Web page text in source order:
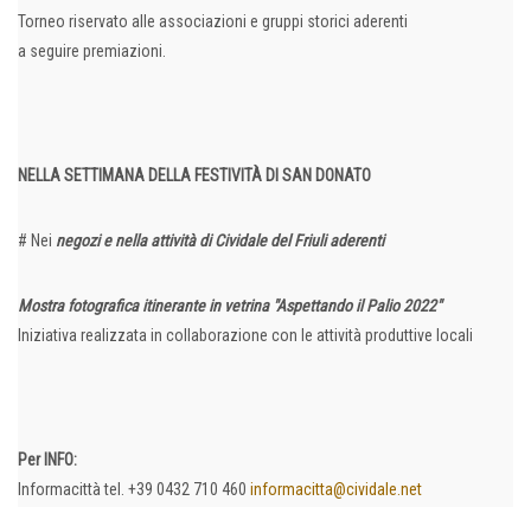
Torneo riservato alle associazioni e gruppi storici aderenti
a seguire premiazioni.
NELLA SETTIMANA DELLA FESTIVITÀ DI SAN DONATO
# Nei negozi e nella attività di Cividale del Friuli aderenti
Mostra fotografica itinerante in vetrina "Aspettando il Palio 2022"
Iniziativa realizzata in collaborazione con le attività produttive locali
Per INFO:
Informacittà tel. +39 0432 710 460 informacitta@cividale.net